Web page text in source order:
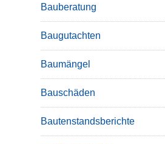
Bauberatung
Baugutachten
Baumängel
Bauschäden
Bautenstandsberichte